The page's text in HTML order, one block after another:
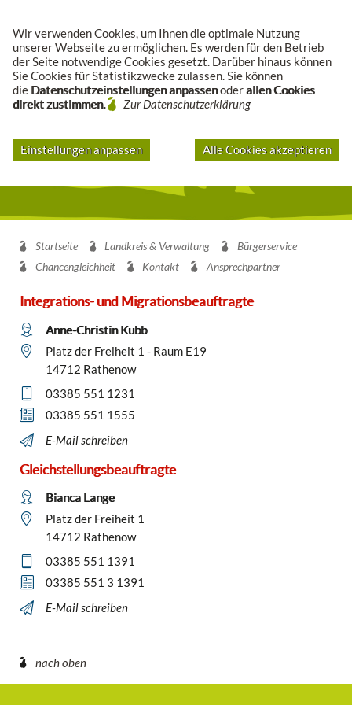
Wir verwenden Cookies, um Ihnen die optimale Nutzung
unserer Webseite zu ermöglichen. Es werden für den Betrieb
der Seite notwendige Cookies gesetzt. Darüber hinaus können
Sie Cookies für Statistikzwecke zulassen. Sie können
die Datenschutzeinstellungen anpassenoderallen Cookies
direkt zustimmen.
Zur Datenschutzerklärung
Einstellungen anpassen Alle Cookies akzeptieren
Startseite Landkreis & Verwaltung
Bürgerservice
Chancengleichheit
Kontakt Ansprechpartner
Integrations- und Migrationsbeauftragte
Anne-Christin Kubb
Platz der Freiheit 1 - Raum E19
14712 Rathenow
03385 551 1231
03385 551 1555
E-Mail schreiben
Gleichstellungsbeauftragte
Bianca Lange
Platz der Freiheit 1
14712 Rathenow
03385 551 1391
03385 551 3 1391
E-Mail schreiben
nach oben